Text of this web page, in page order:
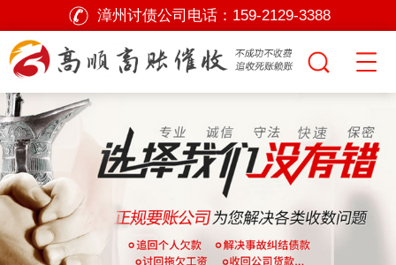
漳州讨债公司电话： 159-2129-3388